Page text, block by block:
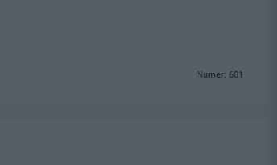
Numer: 601